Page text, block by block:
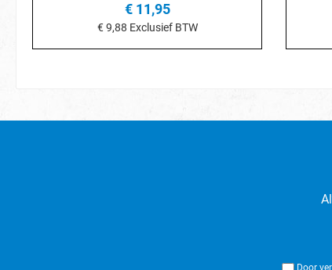
€ 11,95
€ 9,88 Exclusief BTW
Door